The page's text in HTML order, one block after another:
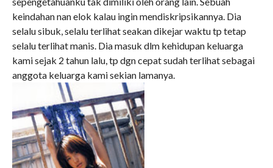
keindahan nan elok kalau ingin mendiskripsikannya. Dia
selalu sibuk, selalu terlihat seakan dikejar waktu tp tetap
selalu terlihat manis. Dia masuk dlm kehidupan keluarga
kami sejak 2 tahun lalu, tp dgn cepat sudah terlihat sebagai
anggota keluarga kami sekian lamanya.